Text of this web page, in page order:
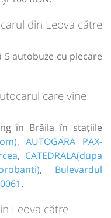
din Leova către
5 autobuze cu plecare
care vine
în Brăila în stațiile
,AUTOGARA PAX-
, CATEDRALA(dupa
, Bulevardul
.
Leova către